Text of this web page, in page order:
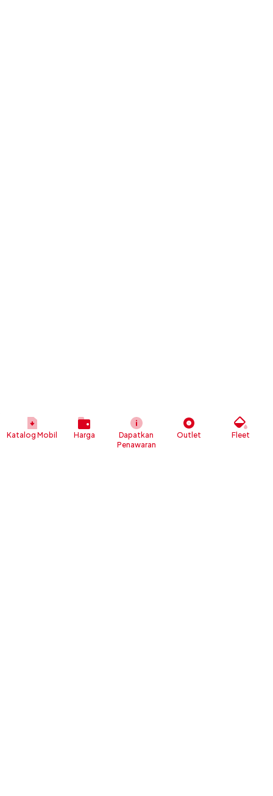
Katalog Mobil Harga
Dapatkan
Penawaran
Outlet Fleet